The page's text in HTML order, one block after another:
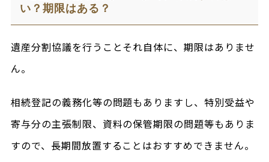
い？期限はある？
遺産分割協議を行うことそれ自体に、期限はありませ
ん。
相続登記の義務化等の問題もありますし、特別受益や
寄与分の主張制限、資料の保管期限の問題等もありま
すので、長期間放置することはおすすめできません。